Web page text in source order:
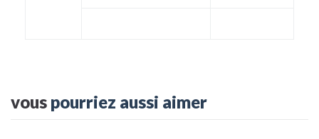
vous pourriez aussi aimer